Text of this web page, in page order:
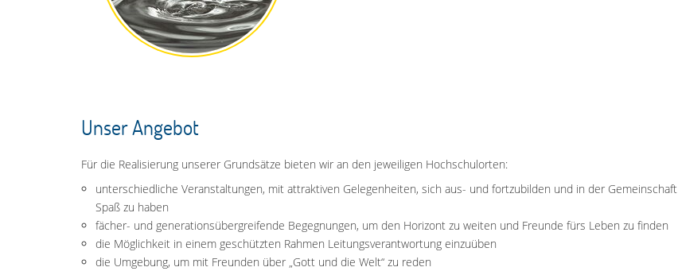
Unser Angebot
Für die Realisierung unserer Grundsätze bieten wir an den jeweiligen Hochschulorten:
unterschiedliche Veranstaltungen, mit attraktiven Gelegenheiten, sich aus- und fortzubilden und in der Gemeinschaft
Spaß zu haben
fächer- und generationsübergreifende Begegnungen, um den Horizont zu weiten und Freunde fürs Leben zu finden
die Möglichkeit in einem geschützten Rahmen Leitungsverantwortung einzuüben
die Umgebung, um mit Freunden über „Gott und die Welt“ zu reden